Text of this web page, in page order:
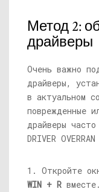
Метод 2:
драйверы
Очень важно
драйверы,
в актуальном
поврежденные
драйверы часто
DRIVER
1. Откройте
WIN + R